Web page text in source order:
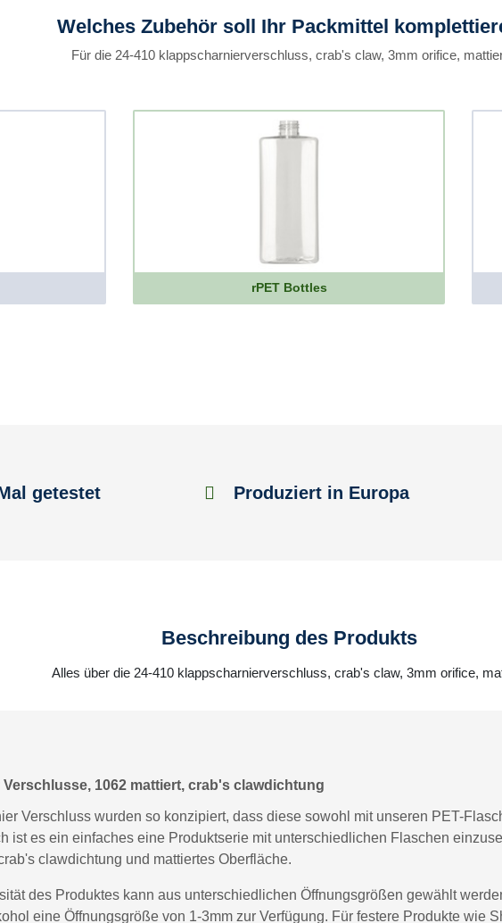
Welches Zubehör soll Ihr Packmittel
Für die 24-410 klappscharnierverschluss, crab's claw, 3mm orifice,
rPET Bottles
getestet Produziert in Europa
Beschreibung des Produkts
Alles über die 24-410 klappscharnierverschluss, crab's claw, 3mm orifice,
1062 mattiert, crab's clawdichtung
Verschluss wurden so konzipiert, dass diese sowohl mit unseren PET-
ist es ein einfaches eine Produktserie mit unterschiedlichen Flaschen
clawdichtung und mattiertes Oberfläche.
des Produktes kann aus unterschiedlichen Öffnungsgrößen gewählt
eine Öffnungsgröße von 1-3mm zur Verfügung. Für festere Produkte wie